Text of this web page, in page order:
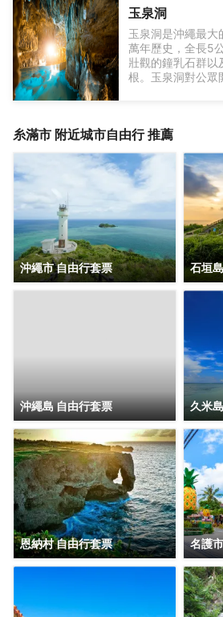
在“蝰蛇博物館公
生態環境，並觀賞
每天，Viper都會
間為每日11:00、
和16:30，每場約
大節慶巡遊表演
廣場舉行四場，
12:30、14:30和
伴隨著鼓聲和吶喊
舞獅表演達到高潮
眼睛看，還能以其
切。與動物以及海
驗，是較大的特色
保留少數圍欄、玻
客與動物、海洋生
玉泉洞
玉泉洞是沖繩最
萬年歷史，全長5
壯觀的鐘乳石群
根。玉泉洞對公眾
糸滿市 附近城市自由行 推薦
沖繩市 自由行套票 石垣
沖繩島 自由行套票 久米
恩納村 自由行套票 名護